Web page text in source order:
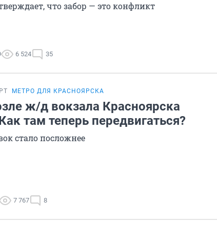
что забор — это конфликт
6 524 35
МЕТРО ДЛЯ КРАСНОЯРСКА
ж/д вокзала Красноярска
там теперь передвигаться?
стало посложнее
7 767 8